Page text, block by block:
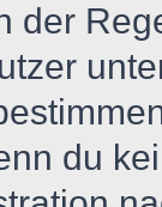
der
du